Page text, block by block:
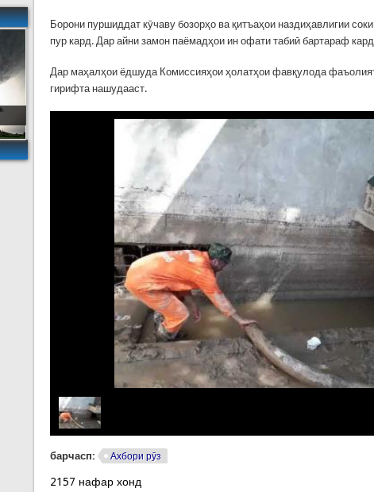
Борони пуршиддат кӯчаву бозорҳо ва қитъаҳои наздиҳавлигии
пур кард. Дар айни замон паёмадҳои ин офати табиӣ бартараф
Дар маҳалҳои ёдшуда Комиссияҳои ҳолатҳои фавқулода
гирифта нашудааст.
барчасп: Ахбори рӯз
2157 нафар хонд